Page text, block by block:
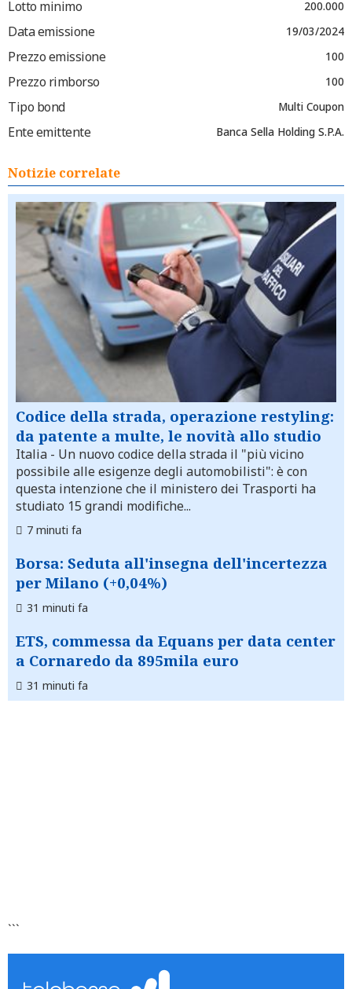
Lotto minimo 200.000
Data emissione 19/03/2024
Prezzo emissione 100
Prezzo rimborso 100
Tipo bond Multi Coupon
Ente emittente Banca Sella Holding S.P.A.
Notizie correlate
Codice della strada, operazione restyling:
da patente a multe, le novità allo studio
Italia - Un nuovo codice della strada il "più vicino
possibile alle esigenze degli automobilisti": è con
questa intenzione che il ministero dei Trasporti ha
studiato 15 grandi modifiche...
7 minuti fa
Borsa: Seduta all'insegna dell'incertezza
per Milano (+0,04%)
31 minuti fa
ETS, commessa da Equans per data center
a Cornaredo da 895mila euro
31 minuti fa
```